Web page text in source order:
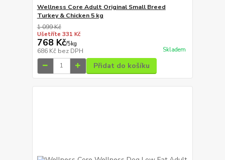
Wellness Core Adult Original Small Breed
Turkey & Chicken 5 kg
1 099 Kč
Ušetříte 331 Kč
768 Kč/5kg
686 Kč bez DPH Skladem
Přidat do košíku